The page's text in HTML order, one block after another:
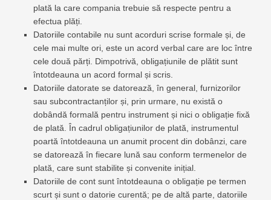
plată la care compania trebuie să respecte pentru a
efectua plăți.
Datoriile contabile nu sunt acorduri scrise formale și, de
cele mai multe ori, este un acord verbal care are loc între
cele două părți. Dimpotrivă, obligațiunile de plătit sunt
întotdeauna un acord formal și scris.
Datoriile datorate se datorează, în general, furnizorilor
sau subcontractanților și, prin urmare, nu există o
dobândă formală pentru instrument și nici o obligație fixă ​​
de plată. În cadrul obligațiunilor de plată, instrumentul
poartă întotdeauna un anumit procent din dobânzi, care
se datorează în fiecare lună sau conform termenelor de
plată, care sunt stabilite și convenite inițial.
Datoriile de cont sunt întotdeauna o obligație pe termen
scurt și sunt o datorie curentă; pe de altă parte, datoriile